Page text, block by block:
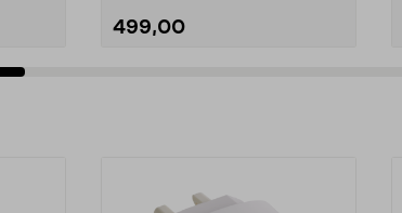
499,00